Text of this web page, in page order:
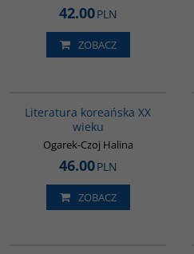
42.00PLN
ZOBACZ
Literatura koreańska XX
wieku
Ogarek-Czoj Halina
46.00PLN
ZOBACZ